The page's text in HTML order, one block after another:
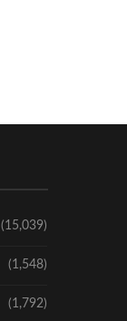
(15,039)
(1,548)
(1,792)